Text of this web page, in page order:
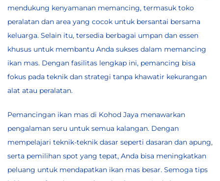
mendukung kenyamanan memancing, termasuk toko
peralatan dan area yang cocok untuk bersantai bersama
keluarga. Selain itu, tersedia berbagai umpan dan essen
khusus untuk membantu Anda sukses dalam memancing
ikan mas. Dengan fasilitas lengkap ini, pemancing bisa
fokus pada teknik dan strategi tanpa khawatir kekurangan
alat atau peralatan.
Pemancingan ikan mas di Kohod Jaya menawarkan
pengalaman seru untuk semua kalangan. Dengan
mempelajari teknik-teknik dasar seperti dasaran dan apung,
serta pemilihan spot yang tepat, Anda bisa meningkatkan
peluang untuk mendapatkan ikan mas besar. Semoga tips